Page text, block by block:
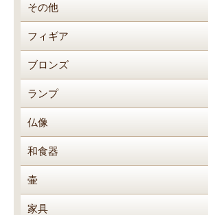
その他
フィギア
ブロンズ
ランプ
仏像
和食器
壷
家具